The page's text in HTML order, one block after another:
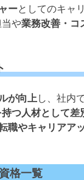
ーとしてのキャ
や業務改善・コ
が向上 し、社内
つ人材として差
職やキャリアア
格一覧